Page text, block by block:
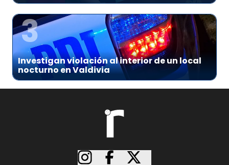
3
Investigan violación al interior de un local
nocturno en Valdivia